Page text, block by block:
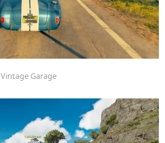
Vintage Garage